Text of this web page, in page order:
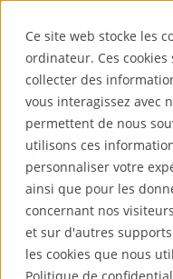
Ce site web stocke les
ordinateur. Ces
collecter des
vous interagissez avec
permettent de nous
utilisons ces
personnaliser votre
ainsi que pour les
concernant nos
et sur d'autres
les cookies que nous
Données